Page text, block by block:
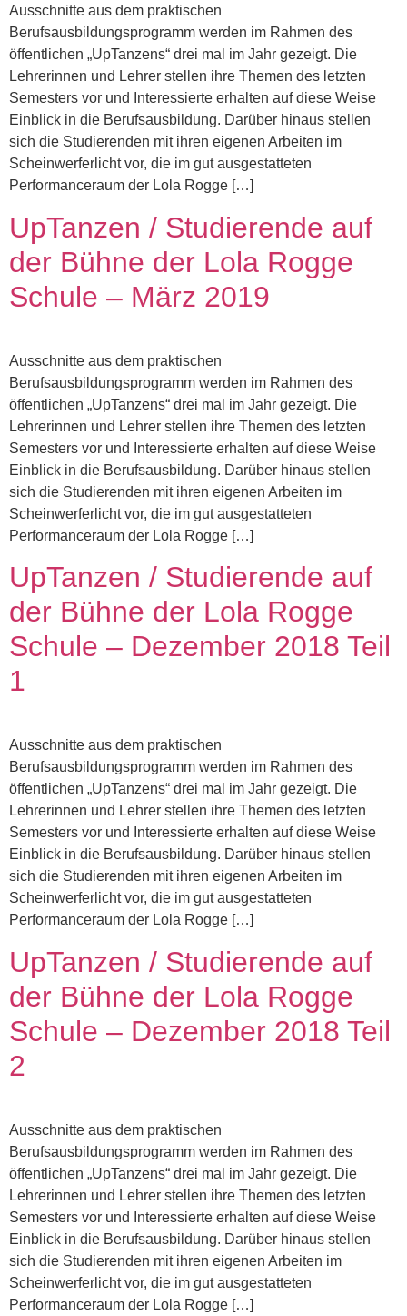
Ausschnitte aus dem praktischen
Berufsausbildungsprogramm werden im Rahmen des
öffentlichen „UpTanzens“ drei mal im Jahr gezeigt. Die
Lehrerinnen und Lehrer stellen ihre Themen des letzten
Semesters vor und Interessierte erhalten auf diese Weise
Einblick in die Berufsausbildung. Darüber hinaus stellen
sich die Studierenden mit ihren eigenen Arbeiten im
Scheinwerferlicht vor, die im gut ausgestatteten
Performanceraum der Lola Rogge […]
UpTanzen / Studierende auf
der Bühne der Lola Rogge
Schule – März 2019
Ausschnitte aus dem praktischen
Berufsausbildungsprogramm werden im Rahmen des
öffentlichen „UpTanzens“ drei mal im Jahr gezeigt. Die
Lehrerinnen und Lehrer stellen ihre Themen des letzten
Semesters vor und Interessierte erhalten auf diese Weise
Einblick in die Berufsausbildung. Darüber hinaus stellen
sich die Studierenden mit ihren eigenen Arbeiten im
Scheinwerferlicht vor, die im gut ausgestatteten
Performanceraum der Lola Rogge […]
UpTanzen / Studierende auf
der Bühne der Lola Rogge
Schule – Dezember 2018 Teil
1
Ausschnitte aus dem praktischen
Berufsausbildungsprogramm werden im Rahmen des
öffentlichen „UpTanzens“ drei mal im Jahr gezeigt. Die
Lehrerinnen und Lehrer stellen ihre Themen des letzten
Semesters vor und Interessierte erhalten auf diese Weise
Einblick in die Berufsausbildung. Darüber hinaus stellen
sich die Studierenden mit ihren eigenen Arbeiten im
Scheinwerferlicht vor, die im gut ausgestatteten
Performanceraum der Lola Rogge […]
UpTanzen / Studierende auf
der Bühne der Lola Rogge
Schule – Dezember 2018 Teil
2
Ausschnitte aus dem praktischen
Berufsausbildungsprogramm werden im Rahmen des
öffentlichen „UpTanzens“ drei mal im Jahr gezeigt. Die
Lehrerinnen und Lehrer stellen ihre Themen des letzten
Semesters vor und Interessierte erhalten auf diese Weise
Einblick in die Berufsausbildung. Darüber hinaus stellen
sich die Studierenden mit ihren eigenen Arbeiten im
Scheinwerferlicht vor, die im gut ausgestatteten
Performanceraum der Lola Rogge […]